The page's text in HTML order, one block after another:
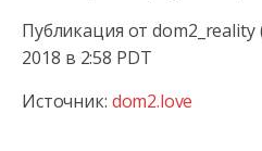
Публикация от dom2_reality
2018 в 2:58 PDT
Источник: dom2.love